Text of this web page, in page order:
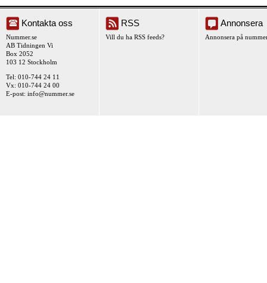
Kontakta oss
Nummer.se
AB Tidningen Vi
Box 2052
103 12 Stockholm
Tel: 010-744 24 11
Vx: 010-744 24 00
E-post: info@nummer.se
RSS
Vill du ha RSS feeds?
Annonsera
Annonsera på